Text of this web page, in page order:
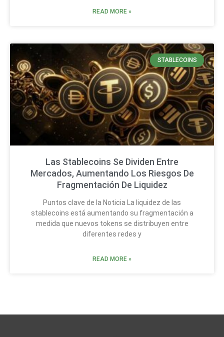
READ MORE »
STABLECOINS
Las Stablecoins Se Dividen Entre
Mercados, Aumentando Los Riesgos De
Fragmentación De Liquidez
Puntos clave de la Noticia La liquidez de las
stablecoins está aumentando su fragmentación a
medida que nuevos tokens se distribuyen entre
diferentes redes y
READ MORE »